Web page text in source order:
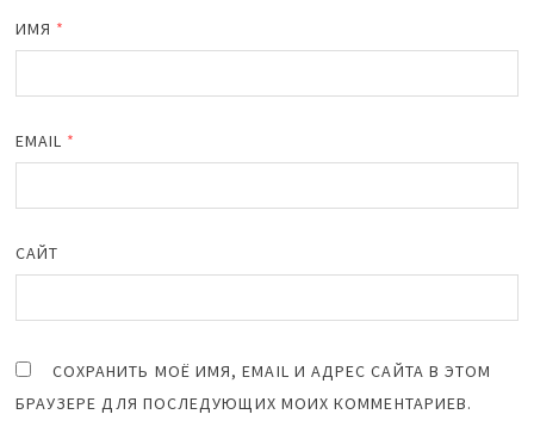
ИМЯ *
EMAIL *
САЙТ
СОХРАНИТЬ МОЁ ИМЯ, EMAIL И АДРЕС САЙТА В ЭТОМ
БРАУЗЕРЕ ДЛЯ ПОСЛЕДУЮЩИХ МОИХ КОММЕНТАРИЕВ.